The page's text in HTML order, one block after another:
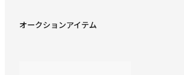
オークションアイテム